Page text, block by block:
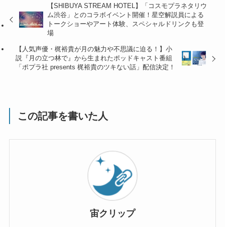
【SHIBUYA STREAM HOTEL】「コスモプラネタリウ
ム渋谷」とのコラボイベント開催！星空解説員による
トークショーやアート体験、スペシャルドリンクも登
場
【人気声優・梶裕貴が月の魅力や不思議に迫る！】小
説『月の立つ林で』から生まれたポッドキャスト番組
「ポプラ社 presents 梶裕貴のツキない話」配信決定！
この記事を書いた人
宙クリップ